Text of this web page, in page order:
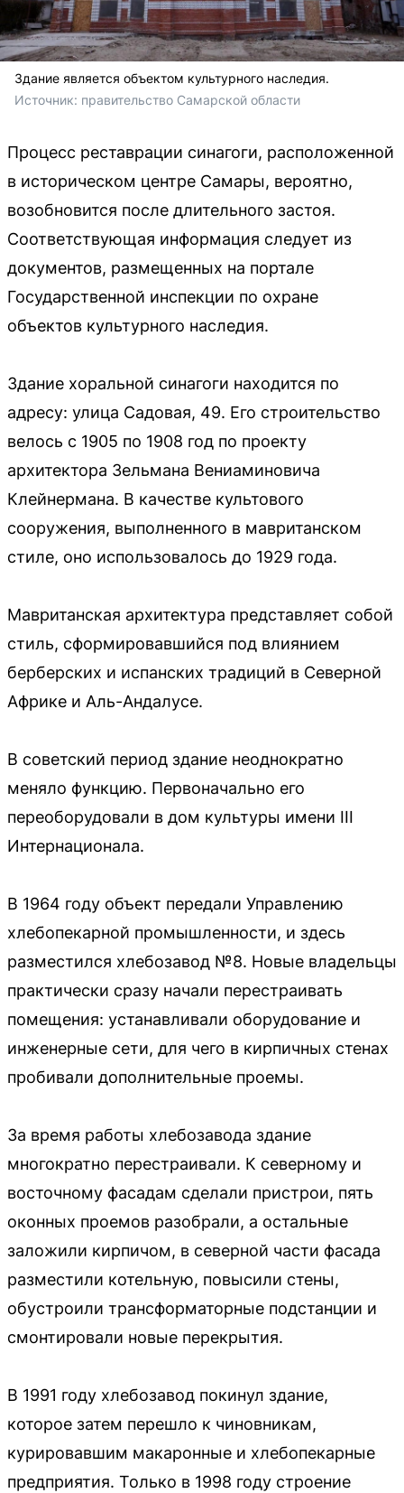
Здание является объектом культурного наследия.
Источник: правительство Самарской области
Процесс реставрации синагоги, расположенной
в историческом центре Самары, вероятно,
возобновится после длительного застоя.
Соответствующая информация следует из
документов, размещенных на портале
Государственной инспекции по охране
объектов культурного наследия.
Здание хоральной синагоги находится по
адресу: улица Садовая, 49. Его строительство
велось с 1905 по 1908 год по проекту
архитектора Зельмана Вениаминовича
Клейнермана. В качестве культового
сооружения, выполненного в мавританском
стиле, оно использовалось до 1929 года.
Мавританская архитектура представляет собой
стиль, сформировавшийся под влиянием
берберских и испанских традиций в Северной
Африке и Аль-Андалусе.
В советский период здание неоднократно
меняло функцию. Первоначально его
переоборудовали в дом культуры имени III
Интернационала.
В 1964 году объект передали Управлению
хлебопекарной промышленности, и здесь
разместился хлебозавод №8. Новые владельцы
практически сразу начали перестраивать
помещения: устанавливали оборудование и
инженерные сети, для чего в кирпичных стенах
пробивали дополнительные проемы.
За время работы хлебозавода здание
многократно перестраивали. К северному и
восточному фасадам сделали пристрои, пять
оконных проемов разобрали, а остальные
заложили кирпичом, в северной части фасада
разместили котельную, повысили стены,
обустроили трансформаторные подстанции и
смонтировали новые перекрытия.
В 1991 году хлебозавод покинул здание,
которое затем перешло к чиновникам,
курировавшим макаронные и хлебопекарные
предприятия. Только в 1998 году строение